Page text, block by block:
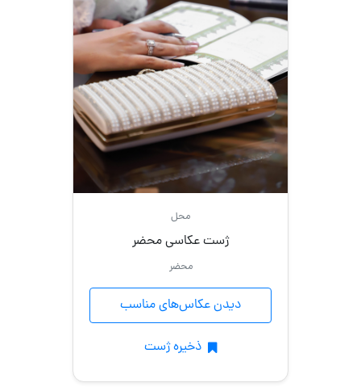
محل
ژست عکاسی محضر
محضر
دیدن عکاس‌های مناسب
ذخیره ژست